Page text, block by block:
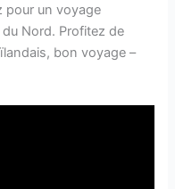
pour un voyage
Nord. Profitez de
bon voyage –